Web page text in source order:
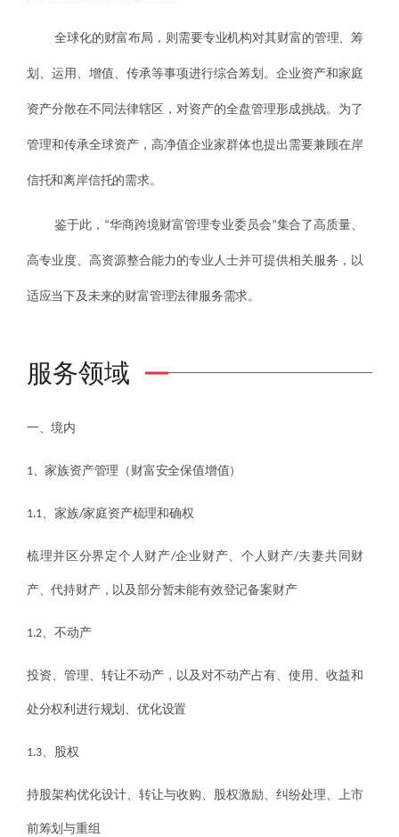
全球化的财富布局，则需要专业机构对其财富的管理、筹
划、运用、增值、传承等事项进行综合筹划。企业资产和家庭
资产分散在不同法律辖区，对资产的全盘管理形成挑战。为了
管理和传承全球资产，高净值企业家群体也提出需要兼顾在岸
信托和离岸信托的需求。
鉴于此，“华商跨境财富管理专业委员会”集合了高质量、
高专业度、高资源整合能力的专业人士并可提供相关服务，以
适应当下及未来的财富管理法律服务需求。
服务领域
一、境内
1、家族资产管理（财富安全保值增值）
1.1、家族/家庭资产梳理和确权
梳理并区分界定个人财产/企业财产、个人财产/夫妻共同财
产、代持财产，以及部分暂未能有效登记备案财产
1.2、不动产
投资、管理、转让不动产，以及对不动产占有、使用、收益和
处分权利进行规划、优化设置
1.3、股权
持股架构优化设计、转让与收购、股权激励、纠纷处理、上市
前筹划与重组